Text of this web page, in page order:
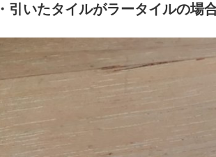
・引いたタイルがラータイルの場